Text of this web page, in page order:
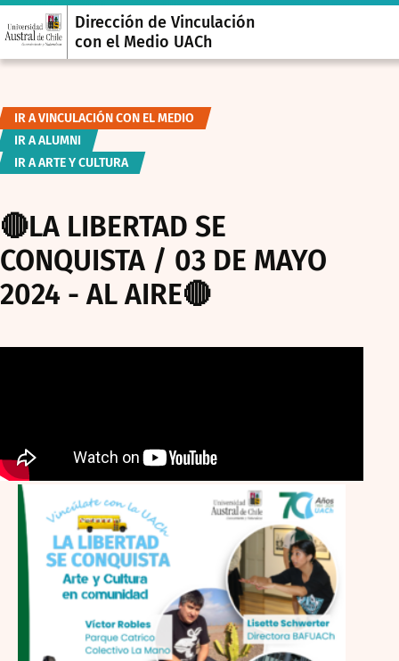
Dirección de Vinculación
con el Medio UACh
IR A VINCULACIÓN CON EL MEDIO
IR A ALUMNI
IR A ARTE Y CULTURA
🔴LA LIBERTAD SE
CONQUISTA / 03 DE MAYO
2024 - AL AIRE🔴